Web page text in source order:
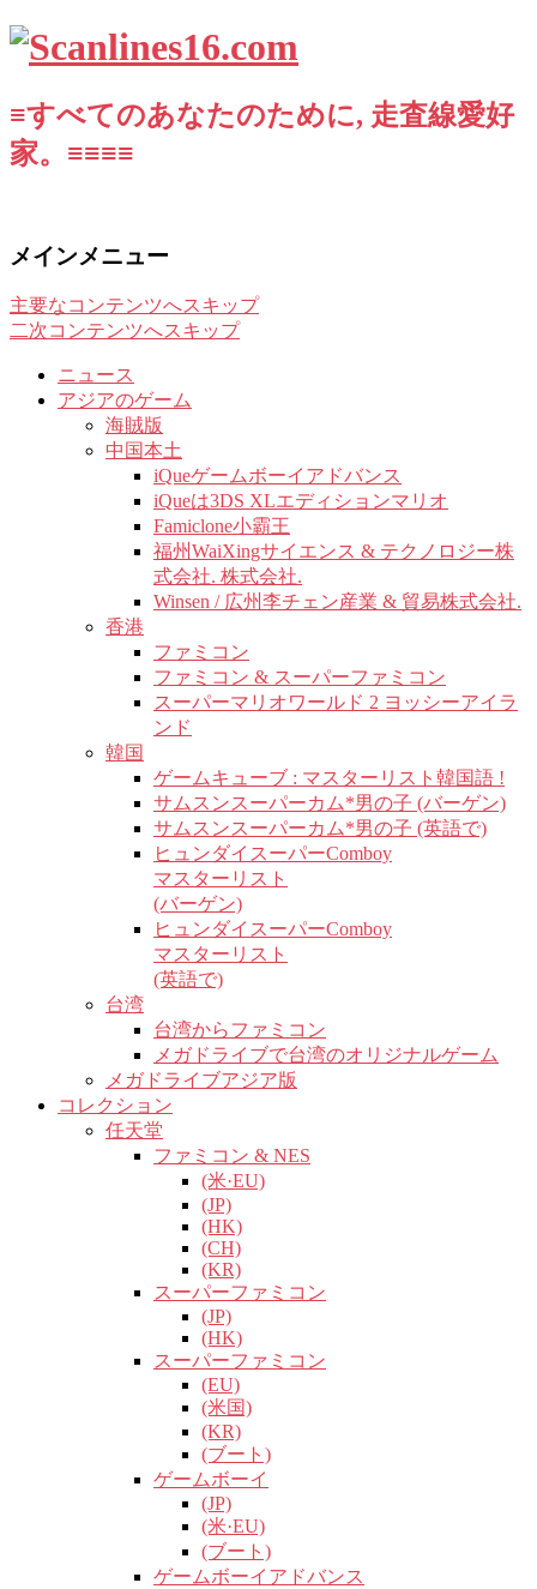
≡すべてのあなたのために, 走査線愛好
家。≡≡≡≡
メインメニュー
主要なコンテンツへスキップ
二次コンテンツへスキップ
ニュース
アジアのゲーム
海賊版
中国本土
iQueゲームボーイアドバンス
iQueは3DS XLエディションマリオ
Famiclone小霸王
福州WaiXingサイエンス & テクノロジー株
式会社. 株式会社.
Winsen / 広州李チェン産業 & 貿易株式会社.
香港
ファミコン
ファミコン & スーパーファミコン
スーパーマリオワールド 2 ヨッシーアイラ
ンド
韓国
ゲームキューブ : マスターリスト韓国語 !
サムスンスーパーカム*男の子 (バーゲン)
サムスンスーパーカム*男の子 (英語で)
ヒュンダイスーパーComboy
マスターリスト
(バーゲン)
ヒュンダイスーパーComboy
マスターリスト
(英語で)
台湾
台湾からファミコン
メガドライブで台湾のオリジナルゲーム
メガドライブアジア版
コレクション
任天堂
ファミコン & NES
(米·EU)
(JP)
(HK)
(CH)
(KR)
スーパーファミコン
(JP)
(HK)
スーパーファミコン
(EU)
(米国)
(KR)
(ブート)
ゲームボーイ
(JP)
(米·EU)
(ブート)
ゲームボーイアドバンス